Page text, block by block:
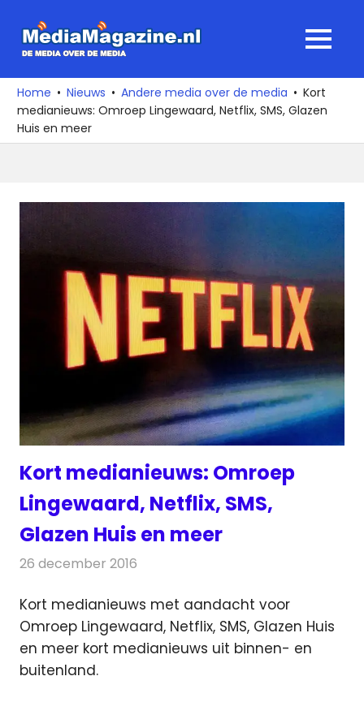
naar
media
over
de
media
MENU
Home Nieuws Andere media over de media
Kort
medianieuws: Omroep Lingewaard, Netflix, SMS, Glazen
Huis en meer
Kort medianieuws: Omroep
Lingewaard, Netflix, SMS,
Glazen Huis en meer
26 december 2016
Kort medianieuws met aandacht voor
Omroep Lingewaard, Netflix, SMS, Glazen Huis
en meer kort medianieuws uit binnen- en
buitenland.